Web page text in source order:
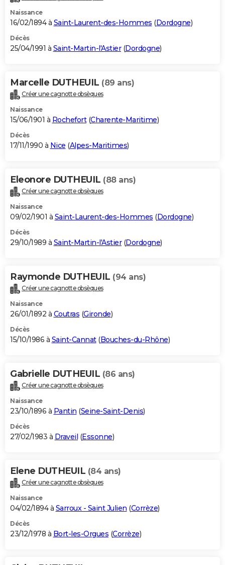
Naissance
16/02/1894 à Saint-Laurent-des-Hommes (Dordogne)
Décès
25/04/1991 à Saint-Martin-l'Astier(Dordogne)
Marcelle DUTHEUIL (89 ans)
Créer une cagnotte obsèques
Naissance
15/06/1901 à Rochefort(Charente-Maritime)
Décès
17/11/1990 à Nice (Alpes-Maritimes)
Eleonore DUTHEUIL (88 ans)
Créer une cagnotte obsèques
Naissance
09/02/1901 à Saint-Laurent-des-Hommes (Dordogne)
Décès
29/10/1989 à Saint-Martin-l'Astier(Dordogne)
Raymonde DUTHEUIL (94 ans)
Créer une cagnotte obsèques
Naissance
26/01/1892 à Coutras (Gironde)
Décès
15/10/1986 à Saint-Cannat(Bouches-du-Rhône)
Gabrielle DUTHEUIL (86 ans)
Créer une cagnotte obsèques
Naissance
23/10/1896 à Pantin (Seine-Saint-Denis)
Décès
27/02/1983 à Draveil (Essonne)
Elene DUTHEUIL (84 ans)
Créer une cagnotte obsèques
Naissance
04/02/1894 à Sarroux - Saint Julien (Corrèze)
Décès
23/12/1978 à Bort-les-Orgues (Corrèze)